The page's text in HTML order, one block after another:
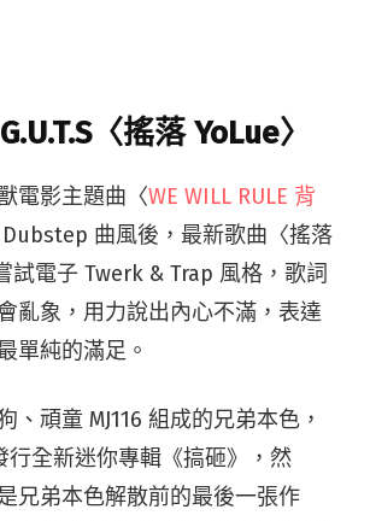
〈搖落 YoLue〉
電影主題曲〈WE WILL RULE 背
曲風後，最新歌曲〈搖落
試電子 Twerk & Trap 風格，歌詞
亂象，用力說出內心不滿，表達
單純的滿足。
、頑童 MJ116 組成的兄弟本色，
行全新迷你專輯《搞砸》，然
兄弟本色解散前的最後一張作